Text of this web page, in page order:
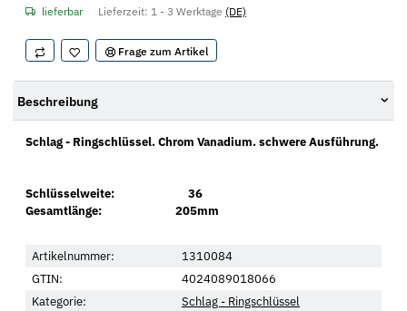
lieferbar Lieferzeit: 1 - 3 Werktage (DE)
Frage zum Artikel
Beschreibung
Schlag - Ringschlüssel. Chrom Vanadium. schwere Ausführung.
Schlüsselweite: 36
Gesamtlänge: 205mm
Artikelnummer:
1310084
GTIN:
4024089018066
Kategorie:
Schlag - Ringschlüssel